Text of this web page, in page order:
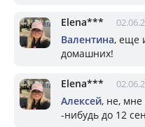
Elena***
Валентина, еще
домашних!
Elena***
Алексей, не, мне
-нибудь до 12